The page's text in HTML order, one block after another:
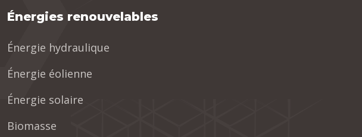
Énergies renouvelables
Énergie hydraulique
Énergie éolienne
Énergie solaire
Biomasse